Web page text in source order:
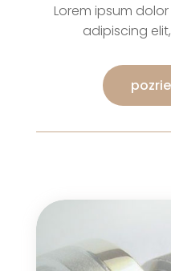
Lorem ipsum
adipiscing